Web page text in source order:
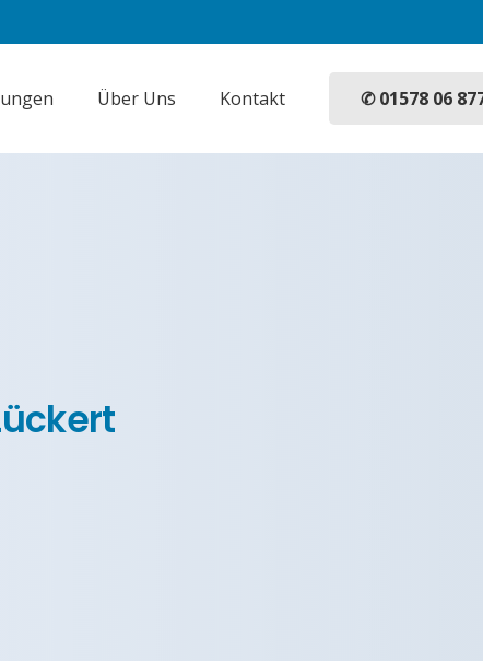
Über Uns Kontakt ✆ 01578 06